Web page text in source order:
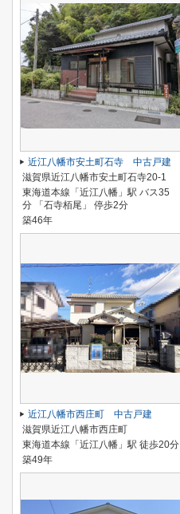
近江八幡市安土町石寺 中古戸建
滋賀県近江八幡市安土町石寺20-1
東海道本線「近江八幡」駅 バス35
分 「石寺栢尾」 停歩2分
築46年
近江八幡市西庄町 中古戸建
滋賀県近江八幡市西庄町
東海道本線「近江八幡」駅 徒歩20分
築49年